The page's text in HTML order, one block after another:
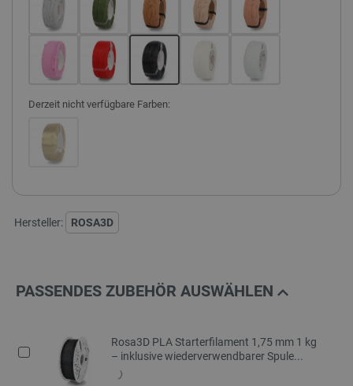
Derzeit nicht verfügbare Farben:
Hersteller: ROSA3D
PASSENDES ZUBEHÖR AUSWÄHLEN
Rosa3D PLA Starterfilament 1,75 mm 1 kg
– inklusive wiederverwendbarer Spule...